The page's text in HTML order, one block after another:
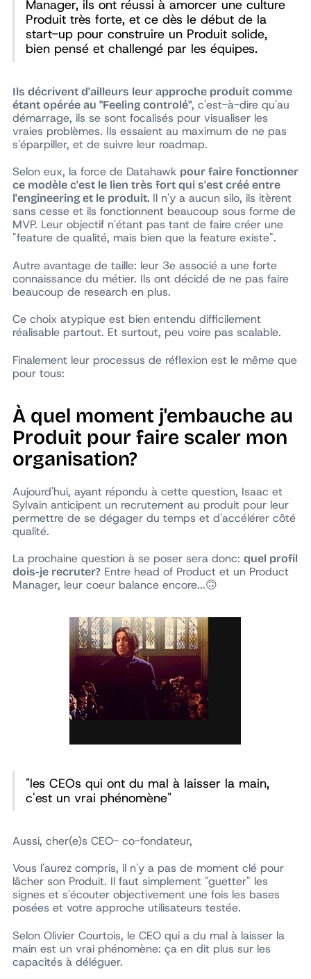
Manager, ils ont réussi à amorcer une culture
Produit très forte, et ce dès le début de la
start-up pour construire un Produit solide,
bien pensé et challengé par les équipes.
Ils décrivent d'ailleurs leur approche produit comme
étant opérée au "Feeling controlé", c'est-à-dire qu'au
démarrage, ils se sont focalisés pour visualiser les
vraies problèmes. Ils essaient au maximum de ne pas
s'éparpiller, et de suivre leur roadmap.
Selon eux, la force de Datahawk pour faire fonctionner
ce modèle c'est le lien très fort qui s'est créé entre
l'engineering et le produit.Il n'y a aucun silo, ils itèrent
sans cesse et ils fonctionnent beaucoup sous forme de
MVP. Leur objectif n'étant pas tant de faire créer une
"feature de qualité, mais bien que la feature existe".
Autre avantage de taille: leur 3e associé a une forte
connaissance du métier. Ils ont décidé de ne pas faire
beaucoup de research en plus.
Ce choix atypique est bien entendu difficilement
réalisable partout. Et surtout, peu voire pas scalable.
Finalement leur processus de réflexion est le même que
pour tous:
À quel moment j'embauche au
Produit pour faire scaler mon
organisation?
Aujourd'hui, ayant répondu à cette question, Isaac et
Sylvain anticipent un recrutement au produit pour leur
permettre de se dégager du temps et d'accélérer côté
qualité.
La prochaine question à se poser sera donc: quel profil
dois-je recruter?Entre head of Product et un Product
Manager, leur coeur balance encore...🙃
"les CEOs qui ont du mal à laisser la main,
c'est un vrai phénomène"
Aussi, cher(e)s CEO- co-fondateur,
Vous l'aurez compris, il n'y a pas de moment clé pour
lâcher son Produit. Il faut simplement "guetter" les
signes et s'écouter objectivement une fois les bases
posées et votre approche utilisateurs testée.
Selon Olivier Courtois, le CEO qui a du mal à laisser la
main est un vrai phénomène: ça en dit plus sur les
capacités à déléguer.